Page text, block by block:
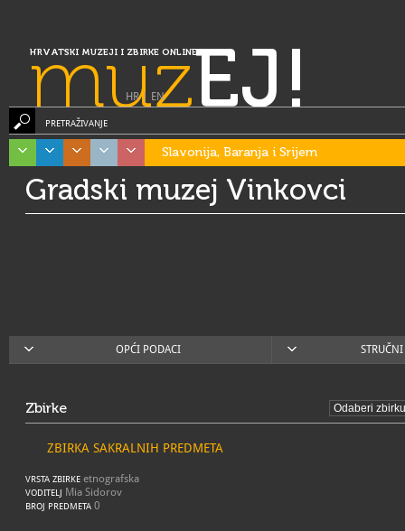
HRVATSKI MUZEJI I ZBIRKE ONLINE
muzEJ!
HR| EN
PRETRAŽIVANJE
Slavonija, Baranja i Srijem
Gradski muzej Vinkovci
OPĆI PODACI
Zbirke
ZBIRKA SAKRALNIH PREDMETA
VRSTA ZBIRKE etnografska
VODITELJ Mia Sidorov
BROJ PREDMETA 0